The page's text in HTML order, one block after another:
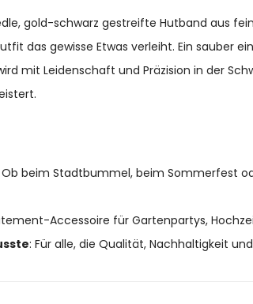
gold-schwarz gestreifte Hutband aus
das gewisse Etwas verleiht. Ein sauber
mit Leidenschaft und Präzision in der
Ob beim Stadtbummel, beim Sommerfest
Accessoire für Gartenpartys,
: Für alle, die Qualität, Nachhaltigkeit